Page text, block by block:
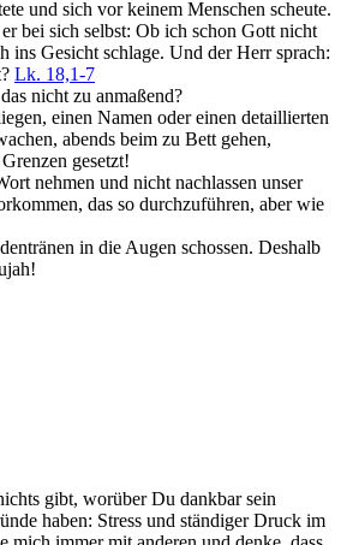
und sich vor keinem Menschen scheute.
bei sich selbst: Ob ich schon Gott nicht
Gesicht schlage. Und der Herr sprach:
Lk. 18,1-7
nicht zu anmaßend?
einen Namen oder einen detaillierten
abends beim zu Bett gehen,
gesetzt!
nehmen und nicht nachlassen unser
das so durchzuführen, aber wie
in die Augen schossen. Deshalb
gibt, worüber Du dankbar sein
haben: Stress und ständiger Druck im